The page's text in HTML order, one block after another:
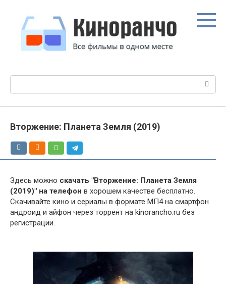
контенту
Вторжение: Планета Земля (2019)
Здесь можно скачать "Вторжение: Планета Земля
(2019)" на телефон в хорошем качестве бесплатно.
Скачивайте кино и сериалы в формате МП4 на смартфон
андроид и айфон через торрент на kinorancho.ru без
регистрации.